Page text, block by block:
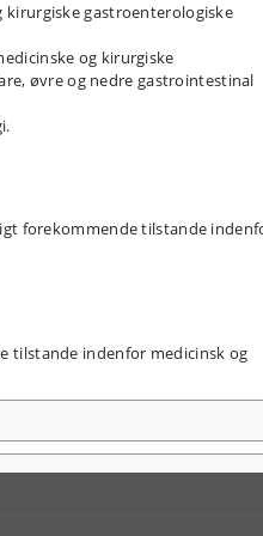
gastroenterologiske
og kirurgiske
øvre og nedre gastrointestinal
forekommende tilstande
tilstande indenfor medicinsk og